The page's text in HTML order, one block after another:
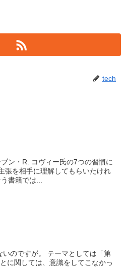
tech
ン・R. コヴィー氏の7つの習慣に
張を相手に理解してもらいたけれ
書籍では...
マとしては「第
に関しては、意識をしてこなかっ